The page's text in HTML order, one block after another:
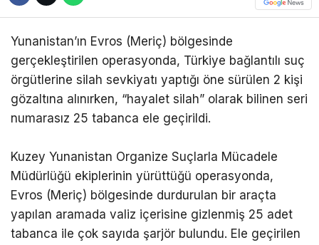
Yunanistan’ın Evros (Meriç) bölgesinde
gerçekleştirilen operasyonda, Türkiye bağlantılı suç
örgütlerine silah sevkiyatı yaptığı öne sürülen 2 kişi
gözaltına alınırken, “hayalet silah” olarak bilinen seri
numarasız 25 tabanca ele geçirildi.
Kuzey Yunanistan Organize Suçlarla Mücadele
Müdürlüğü ekiplerinin yürüttüğü operasyonda,
Evros (Meriç) bölgesinde durdurulan bir araçta
yapılan aramada valiz içerisine gizlenmiş 25 adet
tabanca ile çok sayıda şarjör bulundu. Ele geçirilen